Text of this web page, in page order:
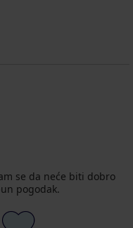
se da neće biti dobro
pogodak.